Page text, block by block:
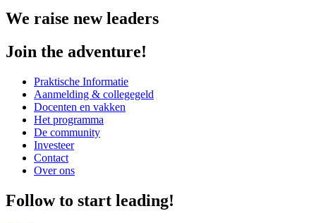
We raise new leaders
Join the adventure!
Praktische Informatie
Aanmelding & collegegeld
Docenten en vakken
Het programma
De community
Investeer
Contact
Over ons
Follow to start leading!